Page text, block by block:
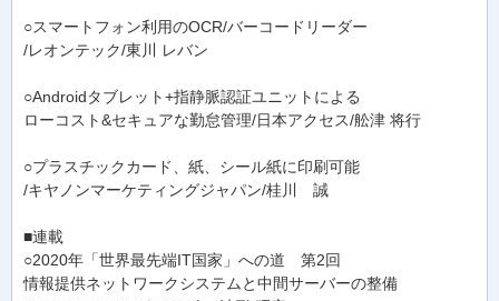
○スマートフォン利用のOCR/バーコードリーダー
/レオンテック/東川 レバン
○Androidタブレット+指静脈認証ユニットによる
ローコスト&セキュアな勤怠管理/日本アクセス/舩津 将行
○プラスチックカード、紙、シール紙に印刷可能
/キヤノンマーケティングジャパン/桂川 誠
■連載
○2020年「世界最先端IT国家」への道 第2回
情報提供ネットワークシステムと中間サーバーの整備